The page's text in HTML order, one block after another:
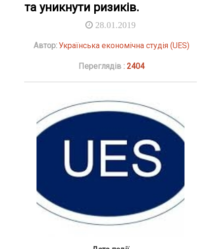
та уникнути ризиків.
28.01.2019
Автор:Українська економічна студія (UES)
Переглядів :2404